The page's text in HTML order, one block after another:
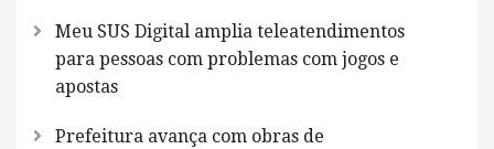
Meu SUS Digital amplia teleatendimentos
para pessoas com problemas com jogos e
apostas
Prefeitura avança com obras de